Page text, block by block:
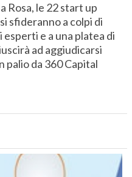
Rosa, le 22 start up
sfideranno a colpi di
e a una platea di
ad aggiudicarsi
palio da 360 Capital